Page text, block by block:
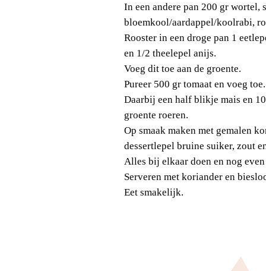
In een andere pan 200 gr wortel,
bloemkool/aardappel/koolrabi,
Rooster in een droge pan 1
en 1/2 theelepel anijs.
Voeg dit toe aan de groente.
Pureer 500 gr tomaat en voeg toe.
Daarbij een half blikje mais en
groente roeren.
Op smaak maken met gemalen
dessertlepel bruine suiker, zout
Alles bij elkaar doen en nog
Serveren met koriander en
Eet smakelijk.